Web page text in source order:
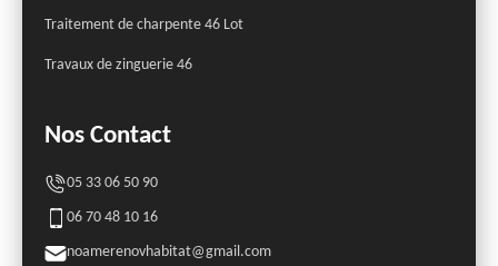
Traitement de charpente 46 Lot
Travaux de zinguerie 46
Nos Contact
05 33 06 50 90
06 70 48 10 16
noamerenovhabitat@gmail.com